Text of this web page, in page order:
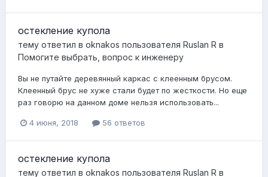
остекление купола
тему ответил в oknakos пользователя Ruslan R в
Помогите выбрать, вопрос к инженеру
Вы не путайте деревянный каркас с клеенным брусом.
Клеенный брус не хуже стали будет по жесткости. Но еще
раз говорю на данном доме нельзя использовать...
4 июня, 2018 56 ответов
остекление купола
тему ответил в oknakos пользователя Ruslan R в